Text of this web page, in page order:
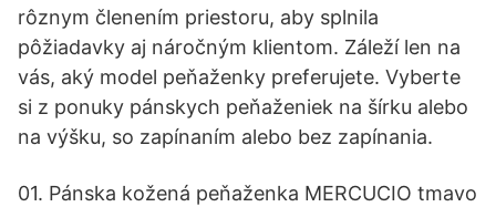
rôznym členením priestoru, aby splnila
pôžiadavky aj náročným klientom. Záleží len na
vás, aký model peňaženky preferujete. Vyberte
si z ponuky pánskych peňaženiek na šírku alebo
na výšku, so zapínaním alebo bez zapínania.
01. Pánska kožená peňaženka MERCUCIO tmavo